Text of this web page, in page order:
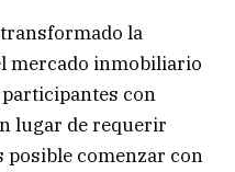
la
mercado inmobiliario
con
lugar de requerir
posible comenzar con